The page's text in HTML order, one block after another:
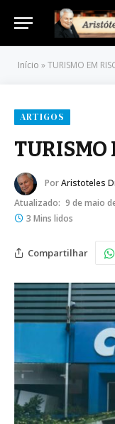
Início »TURISMO EM
ARTIGOS
TURISMO
PorAristoteles
Atualizado: 9 de maio
3 Mins lidos
Compartilhar